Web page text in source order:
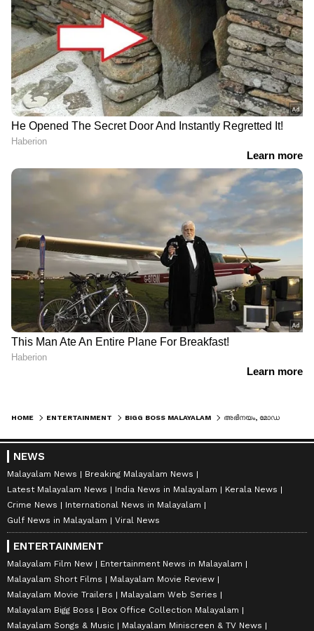
HOME ENTERTAINMENT BIGG BOSS MALAYALAM
NEWS
Malayalam News
Breaking Malayalam News
Latest Malayalam News
India News in Malayalam
Kerala News
Crime News
International News in Malayalam
Gulf News in Malayalam
Viral News
ENTERTAINMENT
Malayalam Film New
Entertainment News in Malayalam
Malayalam Short Films
Malayalam Movie Review
Malayalam Movie Trailers
Malayalam Web Series
Malayalam Bigg Boss
Box Office Collection Malayalam
Malayalam Songs & Music
Malayalam Miniscreen & TV News